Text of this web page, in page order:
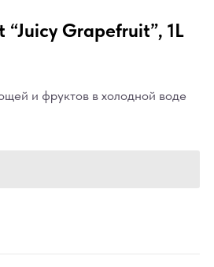
Grapefruit”, 1L
и фруктов в холодной воде